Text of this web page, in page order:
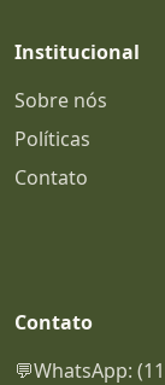
Institucional
Sobre nós
Políticas
Contato
Contato
💬WhatsApp: